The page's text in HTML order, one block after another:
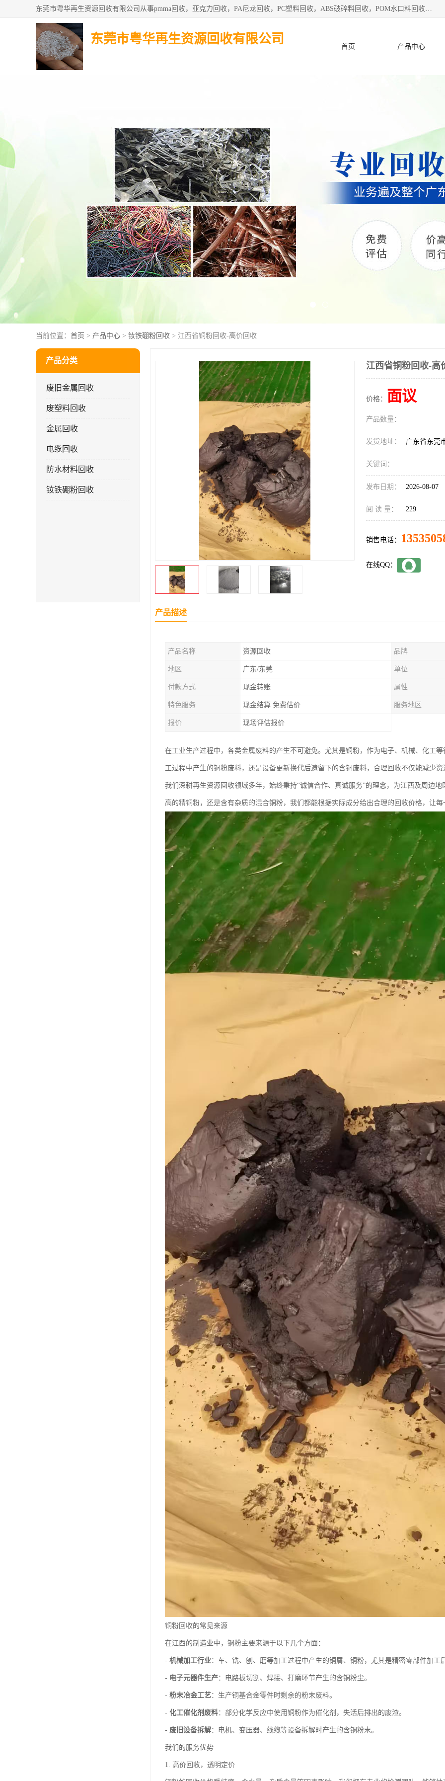
东莞市粤华再生资源回收有限公司从事pmma回收，亚克力回收，PA尼龙回收，PC塑料回收，ABS破碎料回收，POM水口料回收、废不锈钢回收等各类工厂废料回收等。
东莞市粤华再生资源回收有限公司
首页 产品中心
当前位置： 首页 > 产品中心 > 钕铁硼粉回收 > 江西省铜粉回收-高价回收
产品分类
废旧金属回收
废塑料回收
金属回收
电缆回收
防水材料回收
钕铁硼粉回收
江西省铜粉回收-高
价格： 面议
产品数量：
发货地址： 广东省东莞
关键词：
发布日期： 2026-08-07
阅 读 量： 229
销售电话：
在线QQ：
产品描述
产品名称 资源回收 品牌
地区 广东/东莞 单位
付款方式 现金转账 属性
特色服务 现金结算 免费估价 服务地区
报价 现场评估报价
在工业生产过程中，各类金属废料的产生不可避免。尤其是铜粉，作为电子、机械、化工
工过程中产生的铜粉废料，还是设备更新换代后遗留下的含铜废料，合理回收不仅能减少资
我们深耕再生资源回收领域多年，始终秉持“诚信合作、真诚服务”的理念，为江西及周边
高的精铜粉，还是含有杂质的混合铜粉，我们都能根据实际成分给出合理的回收价格，让每
铜粉回收的常见来源
在江西的制造业中，铜粉主要来源于以下几个方面：
- 机械加工行业：车、铣、刨、磨等加工过程中产生的铜屑、铜粉，尤其是精密零部件加工
- 电子元器件生产：电路板切割、焊接、打磨环节产生的含铜粉尘。
- 粉末冶金工艺：生产铜基合金零件时剩余的粉末废料。
- 化工催化剂废料：部分化学反应中使用铜粉作为催化剂，失活后排出的废渣。
- 废旧设备拆解：电机、变压器、线缆等设备拆解时产生的含铜粉末。
我们的服务优势
1. 高价回收，透明定价